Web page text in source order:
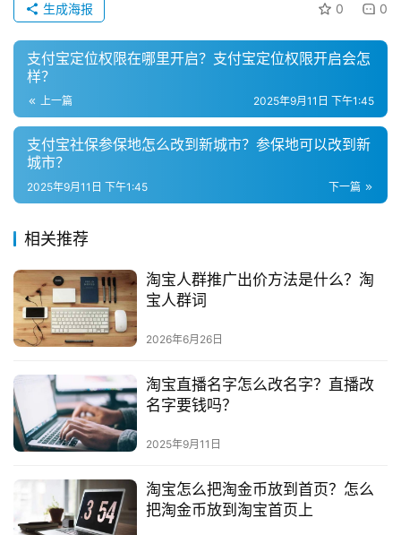
私
域
社
群
问
答
社
0 0
生成海报
支付宝定位权限在哪里开启？支付宝定位权限开启会怎
样？
上一篇 2025年9月11日 下午1:45
支付宝社保参保地怎么改到新城市？参保地可以改到新
城市？
下一篇
2025年9月11日 下午1:45
相关推荐
淘宝人群推广出价方法是什么？淘
宝人群词
2026年6月26日
淘宝直播名字怎么改名字？直播改
名字要钱吗？
2025年9月11日
淘宝怎么把淘金币放到首页？怎么
把淘金币放到淘宝首页上